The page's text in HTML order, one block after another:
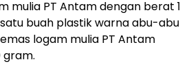
mulia PT Antam dengan berat 1
buah plastik warna abu-abu
logam mulia PT Antam
gram.